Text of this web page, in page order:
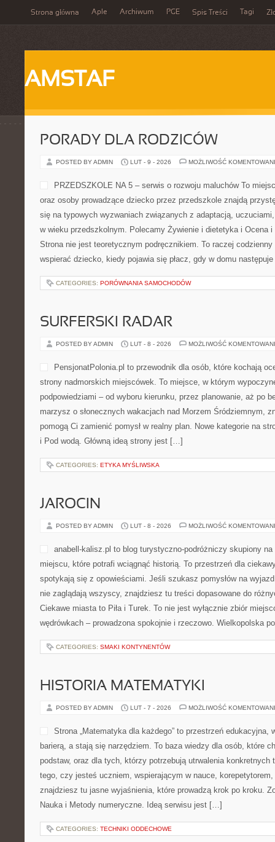
Strona główna Aple Archiwum PGE Spis Treści Tagi
AMSTAF
PORADY DLA RODZICÓW
POSTED BY ADMIN LUT - 9 - 2026 MOŻLIWOŚĆ
PRZEDSZKOLE NA 5 – serwis o rozwoju maluchów To
oraz osoby prowadzące dziecko przez przedszkole znajdą
się na typowych wyzwaniach związanych z adaptacją,
w wieku przedszkolnym. Polecamy Żywienie i dietetyka i Ocena i
Strona nie jest teoretycznym podręcznikiem. To raczej
wspierać dziecko, kiedy pojawia się płacz, gdy w domu
CATEGORIES: PORÓWNANIA SAMOCHODÓW
SURFERSKI RADAR
POSTED BY ADMIN LUT - 8 - 2026 MOŻLIWOŚĆ
PensjonatPolonia.pl to przewodnik dla osób, które kochają
strony nadmorskich miejscówek. To miejsce, w którym
podpowiedziami – od wyboru kierunku, przez planowanie, aż po
marzysz o słonecznych wakacjach nad Morzem Śródziemnym,
pomogą Ci zamienić pomysł w realny plan. Nowe kategorie na
i Pod wodą. Główną ideą strony jest […]
CATEGORIES: ETYKA MYŚLIWSKA
JAROCIN
POSTED BY ADMIN LUT - 8 - 2026 MOŻLIWOŚĆ
anabell-kalisz.pl to blog turystyczno-podróżniczy skupiony
miejscu, które potrafi wciągnąć historią. To przestrzeń dla
spotykają się z opowieściami. Jeśli szukasz pomysłów na
nie zaglądają wszyscy, znajdziesz tu treści dopasowane do
Ciekawe miasta to Piła i Turek. To nie jest wyłącznie zbiór
wędrówkach – prowadzona spokojnie i rzeczowo. Wielkopolska
CATEGORIES: SMAKI KONTYNENTÓW
HISTORIA MATEMATYKI
POSTED BY ADMIN LUT - 7 - 2026 MOŻLIWOŚĆ
Strona „Matematyka dla każdego” to przestrzeń edukacyjna,
barierą, a stają się narzędziem. To baza wiedzy dla osób, które
podstaw, oraz dla tych, którzy potrzebują utrwalenia konkretnych
tego, czy jesteś uczniem, wspierającym w nauce,
znajdziesz tu jasne wyjaśnienia, które prowadzą krok po kroku.
Nauka i Metody numeryczne. Ideą serwisu jest […]
CATEGORIES: TECHNIKI ODDECHOWE